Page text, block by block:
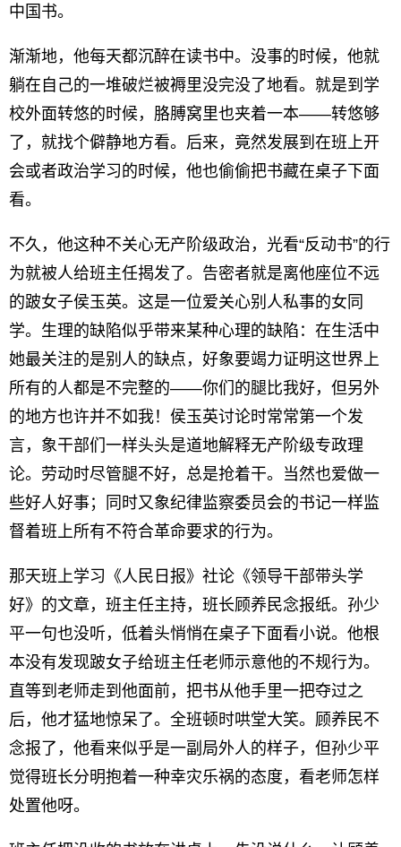
中国书。
渐渐地，他每天都沉醉在读书中。没事的时候，他就
躺在自己的一堆破烂被褥里没完没了地看。就是到学
校外面转悠的时候，胳膊窝里也夹着一本——转悠够
了，就找个僻静地方看。后来，竟然发展到在班上开
会或者政治学习的时候，他也偷偷把书藏在桌子下面
看。
不久，他这种不关心无产阶级政治，光看“反动书”的行
为就被人给班主任揭发了。告密者就是离他座位不远
的跛女子侯玉英。这是一位爱关心别人私事的女同
学。生理的缺陷似乎带来某种心理的缺陷：在生活中
她最关注的是别人的缺点，好象要竭力证明这世界上
所有的人都是不完整的——你们的腿比我好，但另外
的地方也许并不如我！侯玉英讨论时常常第一个发
言，象干部们一样头头是道地解释无产阶级专政理
论。劳动时尽管腿不好，总是抢着干。当然也爱做一
些好人好事；同时又象纪律监察委员会的书记一样监
督着班上所有不符合革命要求的行为。
那天班上学习《人民日报》社论《领导干部带头学
好》的文章，班主任主持，班长顾养民念报纸。孙少
平一句也没听，低着头悄悄在桌子下面看小说。他根
本没有发现跛女子给班主任老师示意他的不规行为。
直等到老师走到他面前，把书从他手里一把夺过之
后，他才猛地惊呆了。全班顿时哄堂大笑。顾养民不
念报了，他看来似乎是一副局外人的样子，但孙少平
觉得班长分明抱着一种幸灾乐祸的态度，看老师怎样
处置他呀。